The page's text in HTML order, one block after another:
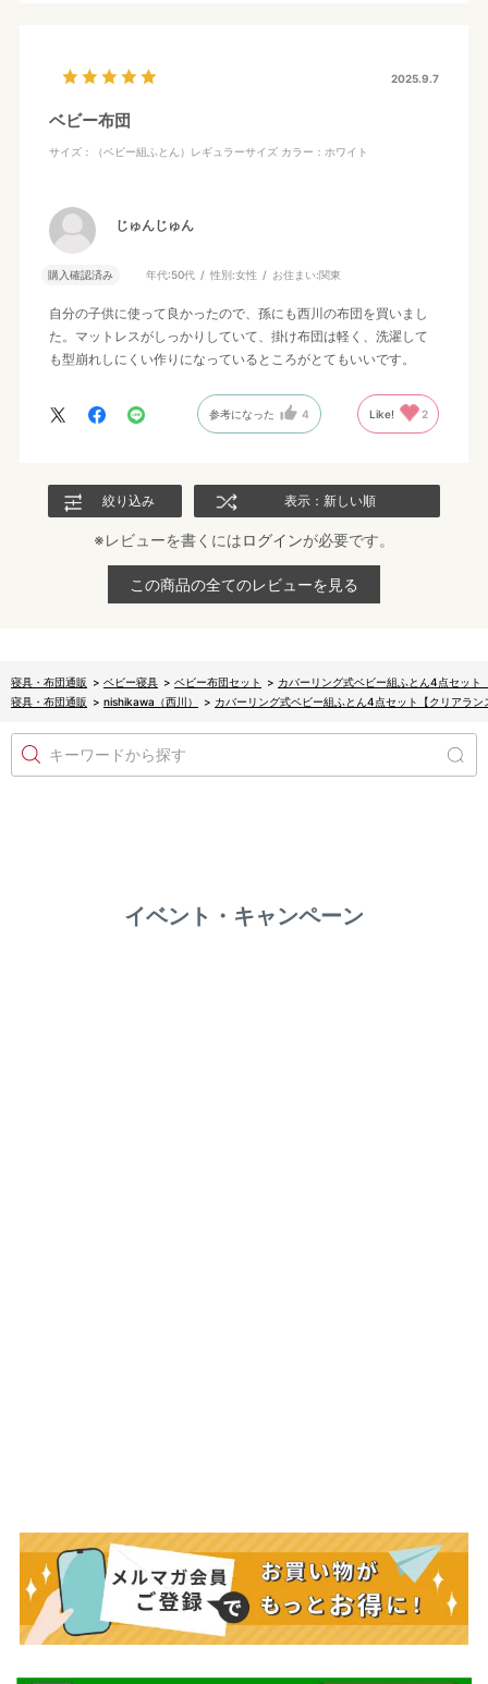
気に入りました！
2025.9.7
ベビー布団
サイズ：（ベビー組ふとん）レギュラーサイズ カラー：ホワイト
じゅんじゅん
購入確認済み 年代:50代 性別:女性 お住まい:関東
自分の子供に使って良かったので、孫にも西川の布団を買いまし
た。マットレスがしっかりしていて、掛け布団は軽く、洗濯して
も型崩れしにくい作りになっているところがとてもいいです。
参考になった 4 Like! 2
絞り込み 表示：新しい順
※レビューを書くにはログインが必要です。
この商品の全てのレビューを見る
寝具・布団通販 > ベビー寝具 > ベビー布団セット > カバーリング式ベビー組ふとん4点セット
寝具・布団通販 > nishikawa（西川） > カバーリング式ベビー組ふとん4点セット【クリアラ
キーワードから探す
イベント・キャンペーン